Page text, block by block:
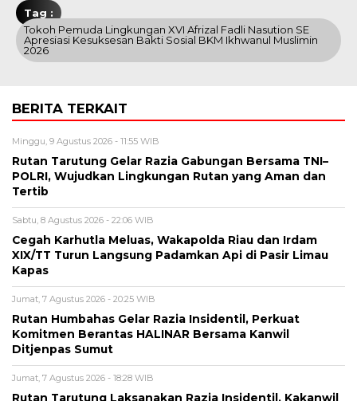
Tag :
Tokoh Pemuda Lingkungan XVI Afrizal Fadli Nasution SE
Apresiasi Kesuksesan Bakti Sosial BKM Ikhwanul Muslimin
2026
BERITA TERKAIT
Minggu, 9 Agustus 2026 - 11:55 WIB
Rutan Tarutung Gelar Razia Gabungan Bersama TNI–
POLRI, Wujudkan Lingkungan Rutan yang Aman dan
Tertib
Sabtu, 8 Agustus 2026 - 22:06 WIB
Cegah Karhutla Meluas, Wakapolda Riau dan Irdam
XIX/TT Turun Langsung Padamkan Api di Pasir Limau
Kapas
Jumat, 7 Agustus 2026 - 20:25 WIB
Rutan Humbahas Gelar Razia Insidentil, Perkuat
Komitmen Berantas HALINAR Bersama Kanwil
Ditjenpas Sumut
Jumat, 7 Agustus 2026 - 18:28 WIB
Rutan Tarutung Laksanakan Razia Insidentil, Kakanwil